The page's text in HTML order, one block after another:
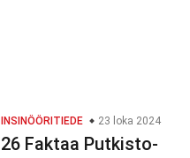
INSINÖÖRITIEDE 23 loka 2024
26 Faktaa Putkisto-